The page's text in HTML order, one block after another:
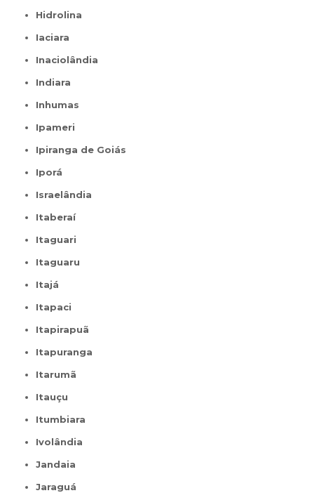
Hidrolina
Iaciara
Inaciolândia
Indiara
Inhumas
Ipameri
Ipiranga de Goiás
Iporá
Israelândia
Itaberaí
Itaguari
Itaguaru
Itajá
Itapaci
Itapirapuã
Itapuranga
Itarumã
Itauçu
Itumbiara
Ivolândia
Jandaia
Jaraguá